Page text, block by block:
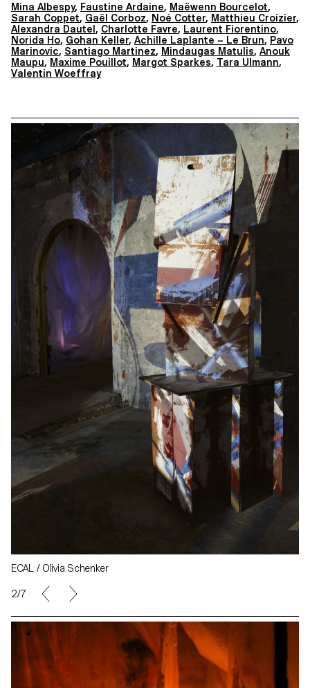
Mina Albespy, Faustine Ardaine, Maëwenn Bourcelot,
Sarah Coppet, Gaël Corboz, Noé Cotter, Matthieu Croizier,
Alexandra Dautel, Charlotte Favre, Laurent Fiorentino,
Norida Ho, Gohan Keller, Achille Laplante – Le Brun, Pavo
Marinovic, Santiago Martinez, Mindaugas Matulis, Anouk
Maupu, Maxime Pouillot, Margot Sparkes, Tara Ulmann,
Valentin Woeffray
ECAL / Olivia Schenker
2/7